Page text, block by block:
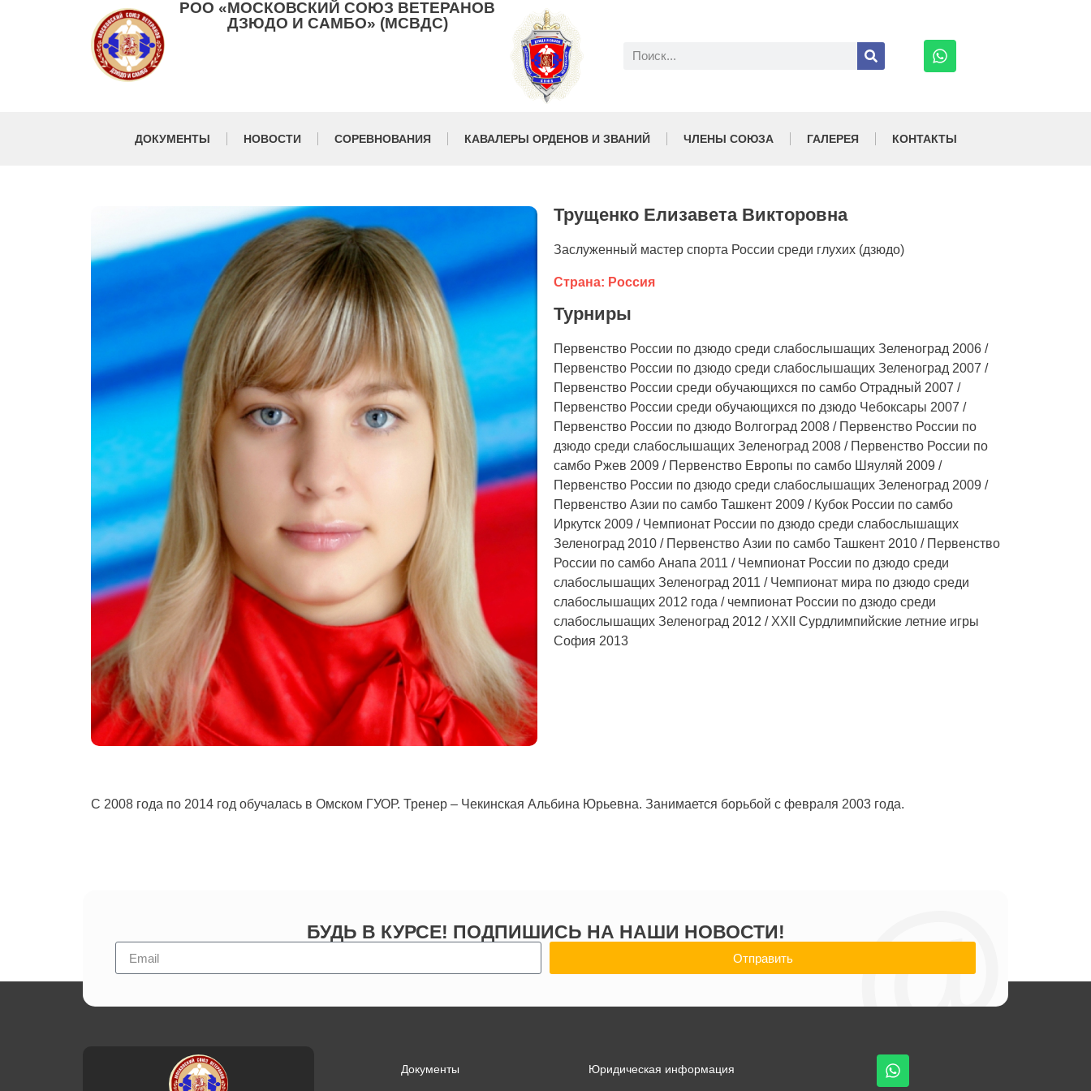
РОО «МОСКОВСКИЙ СОЮЗ ВЕТЕРАНОВ
ДЗЮДО И САМБО» (МСВДС)
ДОКУМЕНТЫ НОВОСТИ СОРЕВНОВАНИЯ КАВАЛЕРЫ ОРДЕНОВ И ЗВАНИЙ ЧЛЕНЫ СОЮЗА ГАЛЕРЕЯ КОНТАКТЫ
Трущенко Елизавета Викторовна
Заслуженный мастер спорта России среди глухих (дзюдо)
Страна: Россия
Турниры
Первенство России по дзюдо среди слабослышащих Зеленоград 2006 /
Первенство России по дзюдо среди слабослышащих Зеленоград 2007 /
Первенство России среди обучающихся по самбо Отрадный 2007 /
Первенство России среди обучающихся по дзюдо Чебоксары 2007 /
Первенство России по дзюдо Волгоград 2008 / Первенство России по
дзюдо среди слабослышащих Зеленоград 2008 / Первенство России по
самбо Ржев 2009 / Первенство Европы по самбо Шяуляй 2009 /
Первенство России по дзюдо среди слабослышащих Зеленоград 2009 /
Первенство Азии по самбо Ташкент 2009 / Кубок России по самбо
Иркутск 2009 / Чемпионат России по дзюдо среди слабослышащих
Зеленоград 2010 / Первенство Азии по самбо Ташкент 2010 / Первенство
России по самбо Анапа 2011 / Чемпионат России по дзюдо среди
слабослышащих Зеленоград 2011 / Чемпионат мира по дзюдо среди
слабослышащих 2012 года / чемпионат России по дзюдо среди
слабослышащих Зеленоград 2012 / XXII Сурдлимпийские летние игры
София 2013
С 2008 года по 2014 год обучалась в Омском ГУОР. Тренер – Чекинская Альбина Юрьевна. Занимается борьбой с февраля 2003 года.
@
БУДЬ В КУРСЕ! ПОДПИШИСЬ НА НАШИ НОВОСТИ!
Отправить
Документы Юридическая информация